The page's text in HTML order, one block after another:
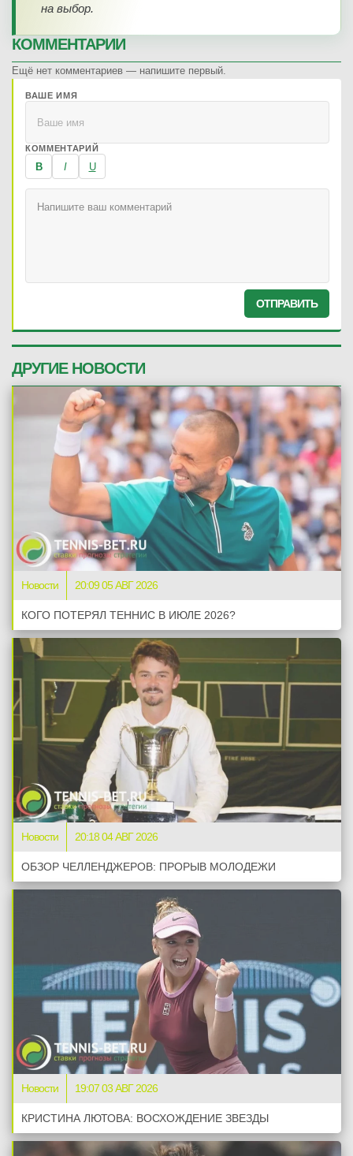
на выбор.
КОММЕНТАРИИ
Ещё нет комментариев — напишите первый.
ВАШЕ ИМЯ
КОММЕНТАРИЙ
B I U
ОТПРАВИТЬ
ДРУГИЕ НОВОСТИ
Новости 20:09 05 АВГ 2026
КОГО ПОТЕРЯЛ ТЕННИС В ИЮЛЕ 2026?
Новости 20:18 04 АВГ 2026
ОБЗОР ЧЕЛЛЕНДЖЕРОВ: ПРОРЫВ МОЛОДЕЖИ
Новости 19:07 03 АВГ 2026
КРИСТИНА ЛЮТОВА: ВОСХОЖДЕНИЕ ЗВЕЗДЫ